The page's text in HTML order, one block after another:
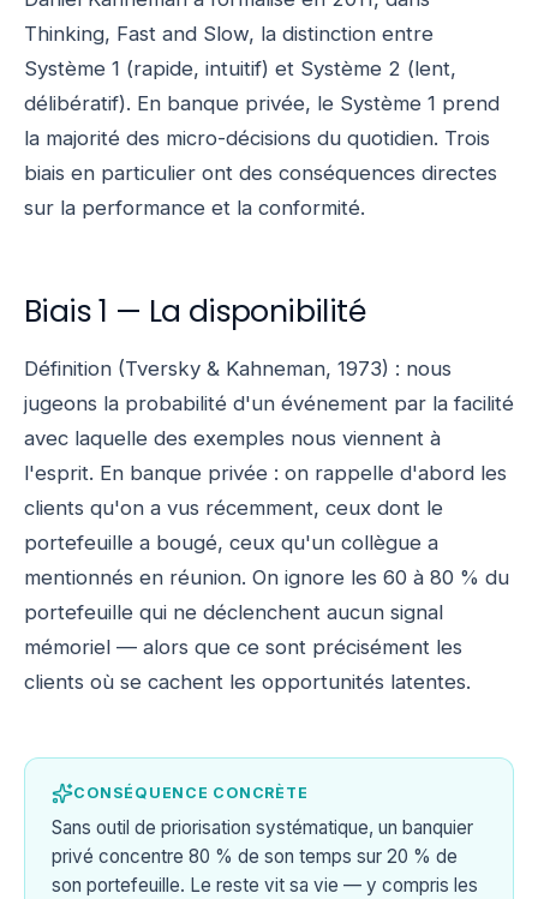
Thinking, Fast and Slow, la distinction entre
Système 1 (rapide, intuitif) et Système 2 (lent,
délibératif). En banque privée, le Système 1 prend
la majorité des micro-décisions du quotidien. Trois
biais en particulier ont des conséquences directes
sur la performance et la conformité.
Biais 1 — La disponibilité
Définition (Tversky & Kahneman, 1973) : nous
jugeons la probabilité d'un événement par la facilité
avec laquelle des exemples nous viennent à
l'esprit. En banque privée : on rappelle d'abord les
clients qu'on a vus récemment, ceux dont le
portefeuille a bougé, ceux qu'un collègue a
mentionnés en réunion. On ignore les 60 à 80 % du
portefeuille qui ne déclenchent aucun signal
mémoriel — alors que ce sont précisément les
clients où se cachent les opportunités latentes.
CONSÉQUENCE CONCRÈTE
Sans outil de priorisation systématique, un banquier
privé concentre 80 % de son temps sur 20 % de
son portefeuille. Le reste vit sa vie — y compris les